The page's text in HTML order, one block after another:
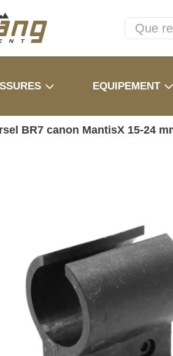
EQUIPEMENT
BR7 canon MantisX 15-24